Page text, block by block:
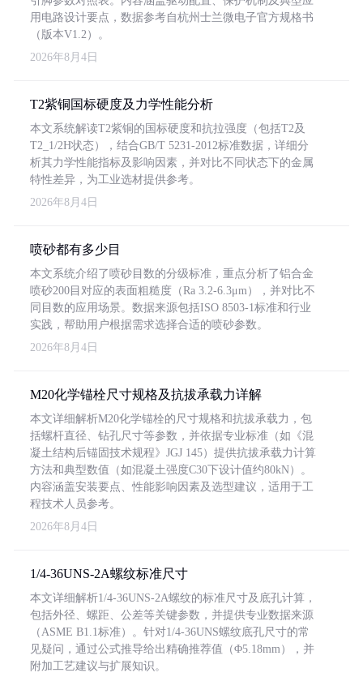
用电路设计要点，数据参考自杭州士兰微电子官方规格书
（版本V1.2）。
2026年8月4日
T2紫铜国标硬度及力学性能分析
本文系统解读T2紫铜的国标硬度和抗拉强度（包括T2及
T2_1/2H状态），结合GB/T 5231-2012标准数据，详细分
析其力学性能指标及影响因素，并对比不同状态下的金属
特性差异，为工业选材提供参考。
2026年8月4日
喷砂都有多少目
本文系统介绍了喷砂目数的分级标准，重点分析了铝合金
喷砂200目对应的表面粗糙度（Ra 3.2-6.3μm），并对比不
同目数的应用场景。数据来源包括ISO 8503-1标准和行业
实践，帮助用户根据需求选择合适的喷砂参数。
2026年8月4日
M20化学锚栓尺寸规格及抗拔承载力详解
本文详细解析M20化学锚栓的尺寸规格和抗拔承载力，包
括螺杆直径、钻孔尺寸等参数，并依据专业标准（如《混
凝土结构后锚固技术规程》JGJ 145）提供抗拔承载力计算
方法和典型数值（如混凝土强度C30下设计值约80kN）。
内容涵盖安装要点、性能影响因素及选型建议，适用于工
程技术人员参考。
2026年8月4日
1/4-36UNS-2A螺纹标准尺寸
本文详细解析1/4-36UNS-2A螺纹的标准尺寸及底孔计算，
包括外径、螺距、公差等关键参数，并提供专业数据来源
（ASME B1.1标准）。针对1/4-36UNS螺纹底孔尺寸的常
见疑问，通过公式推导给出精确推荐值（Φ5.18mm），并
附加工艺建议与扩展知识。